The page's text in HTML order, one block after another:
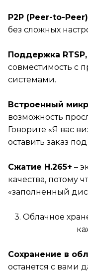
P2P (Peer-to-
без сложных
Поддержка RTSP,
совместимость с
системами.
Встроенный
возможность
Говорите «Я вас
оставить заказ
Сжатие H.265+ –
качества, потому
«заполненный
3. Облачное
Сохранение в
останется с вами
об
интернета,
и ООО
производителем
его в сеть
об ограничении
Роскомнадзор.
нестабильна и
дня
от нас
в обычном